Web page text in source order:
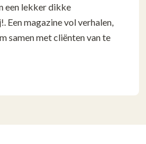
een lekker dikke
Een magazine vol verhalen,
samen met cliënten van te